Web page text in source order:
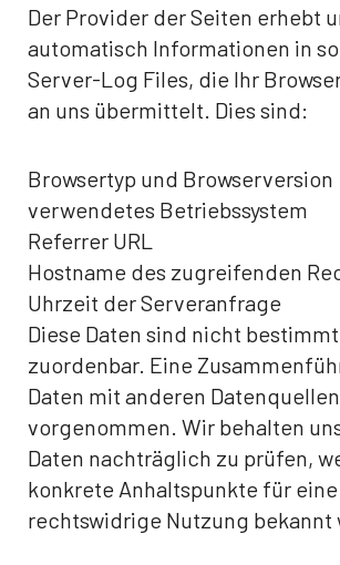
Der Provider der Seiten erhebt
automatisch Informationen in
Server-Log Files, die Ihr
an uns übermittelt. Dies sind:
Browsertyp und Browserversion
verwendetes Betriebssystem
Referrer URL
Hostname des zugreifenden
Uhrzeit der Serveranfrage
Diese Daten sind nicht
zuordenbar. Eine
Daten mit anderen
vorgenommen. Wir behalten
Daten nachträglich zu prüfen,
konkrete Anhaltspunkte für eine
rechtswidrige Nutzung bekannt